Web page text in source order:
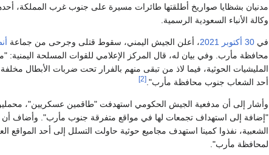
مدنيان بشظايا صواريخ أطلقتها طائرات مسيرة على جنوب غرب المملكة،
وكالة الأنباء السعودية الرسمية.
في 30 أكتوبر 2021، أعلن الجيش اليمني، سقوط قتلى وجرحى من جماعة
محافظة مأرب. وفي بيان له، قال المركز الإعلامي للقوات المسلحة
المليشيات الحوثية، فيما لاذ من تبقى منهم بالفرار تحت ضربات الأبطال
أحد الشعاب جنوب محافظة مأرب". [2]
وأشار إلى أن مدفعية الجيش الحكومي استهدفت "طاقمين عسكريين"، محملين
"إضافة إلى استهداف تجمعات لها في مواقع متفرقة جنوب مأرب". وأضاف أن
الشعبية، نفذوا كمينا استهدف مجاميع حوثية حاولت التسلل إلى أحد المواقع
لمحافظة مأرب".